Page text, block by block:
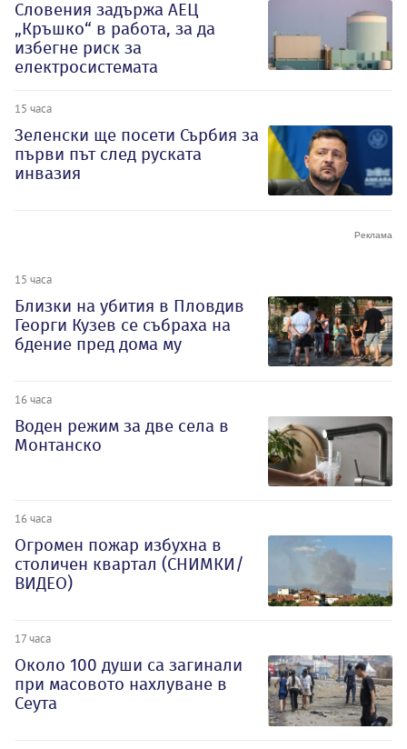
Словения задържа АЕЦ
„Кръшко“ в работа, за да
избегне риск за
електросистемата
15 часа
Зеленски ще посети Сърбия за
първи път след руската
инвазия
15 часа
Близки на убития в Пловдив
Георги Кузев се събраха на
бдение пред дома му
16 часа
Воден режим за две села в
Монтанско
16 часа
Огромен пожар избухна в
столичен квартал (СНИМКИ/
ВИДЕО)
17 часа
Около 100 души са загинали
при масовото нахлуване в
Сеута